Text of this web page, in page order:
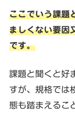
ここでいう課題
ましくない要因
です。
課題と聞くと好
すが、規格では
態も踏まえるこ